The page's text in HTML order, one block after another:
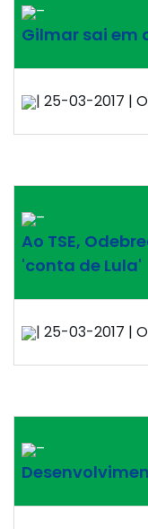
–
Gilmar sai em
| 25-03-2017 |
–
Ao TSE,
'conta de Lula'
| 25-03-2017 |
–